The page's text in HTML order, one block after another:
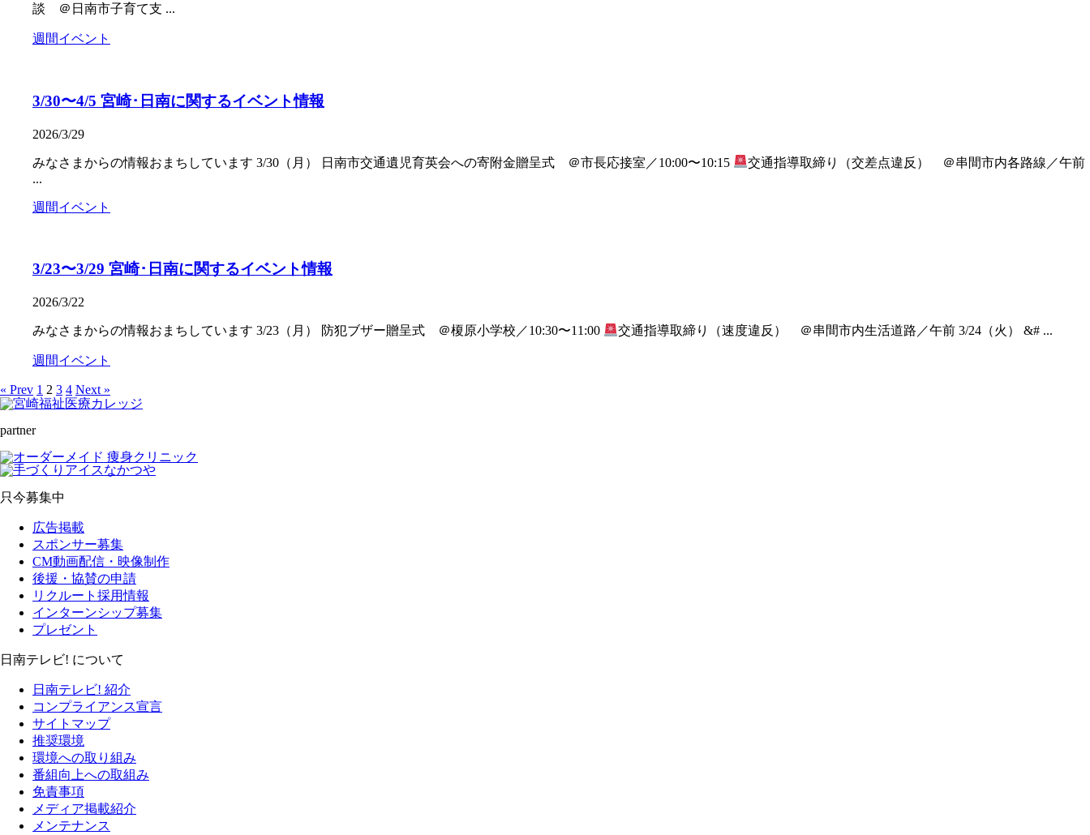
談 ＠日南市子育て支 ...
週間イベント
3/30〜4/5 宮崎･日南に関するイベント情報
2026/3/29
みなさまからの情報おまちしています 3/30（月） 日南市交通遺児育英会への寄附金贈呈式 ＠市長応接室／10:00〜10:15
交通指導取締り（交差点違反） ＠串間市内各路線／午前
...
週間イベント
3/23〜3/29 宮崎･日南に関するイベント情報
2026/3/22
みなさまからの情報おまちしています 3/23（月） 防犯ブザー贈呈式 ＠榎原小学校／10:30〜11:00 交通指導取締り（速度違反） ＠串間市内生活道路／午前 3/24（火） &# ...
週間イベント
« Prev 1 2 3 4 Next »
partner
只今募集中
広告掲載
スポンサー募集
CM動画配信・映像制作
後援・協賛の申請
リクルート採用情報
インターンシップ募集
プレゼント
日南テレビ! について
日南テレビ! 紹介
コンプライアンス宣言
サイトマップ
推奨環境
環境への取り組み
番組向上への取組み
免責事項
メディア掲載紹介
メンテナンス